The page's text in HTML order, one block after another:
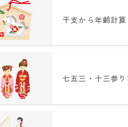
干支から年齢計算
七五三・十三参